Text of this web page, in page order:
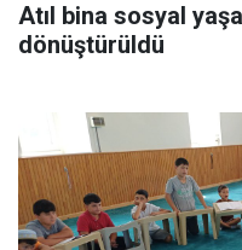
Atıl bina sosyal
dönüştürüldü